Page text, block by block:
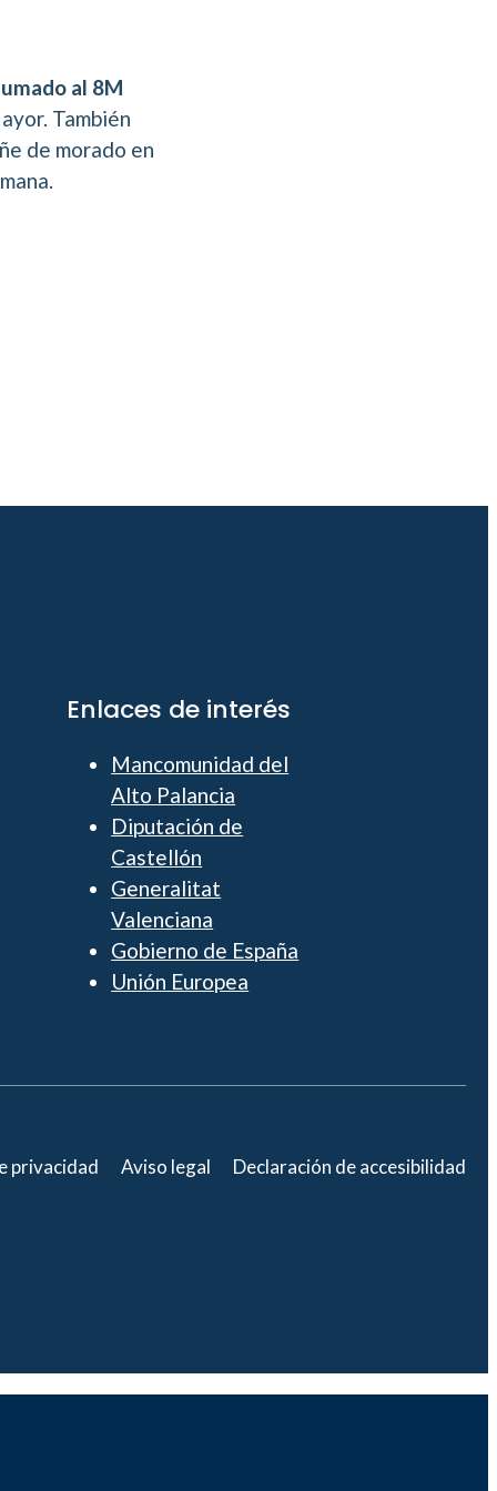
al 8M
También
de morado en
Enlaces de interés
Mancomunidad del
Alto Palancia
Diputación de
Castellón
Generalitat
Valenciana
Gobierno de España
Unión Europea
privacidad Aviso legal Declaración de accesibilidad